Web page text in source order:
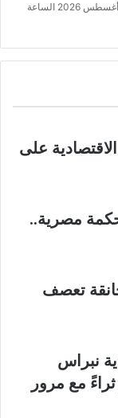
الخميس 6 أغسطس 2026 الساعة
على
مصرية..
تعصف
نبراس
مع مرور